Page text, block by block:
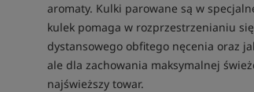
aromaty. Kulki parowane są w
kulek pomaga w rozprzestrzenianiu
dystansowego obfitego nęcenia oraz
ale dla zachowania maksymalnej
najświeższy towar.